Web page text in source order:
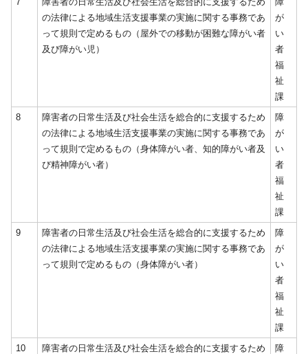
の法律による地域生活支援事業の実施に関する事務であ
って規則で定めるもの（屋外での移動が困難な障がい者
及び障がい児）
が
い
者
福
祉
課
8
障害者の日常生活及び社会生活を総合的に支援するため
の法律による地域生活支援事業の実施に関する事務であ
って規則で定めるもの（身体障がい者、知的障がい者及
び精神障がい者）
障
が
い
者
福
祉
課
9
障害者の日常生活及び社会生活を総合的に支援するため
の法律による地域生活支援事業の実施に関する事務であ
って規則で定めるもの（身体障がい者）
障
が
い
者
福
祉
課
10
障害者の日常生活及び社会生活を総合的に支援するため
障